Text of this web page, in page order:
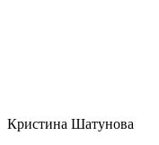
Кристина Шатунова